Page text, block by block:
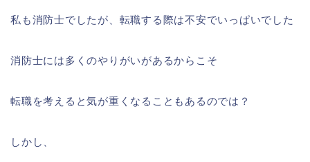
私も消防士でしたが、転職する際は不安でいっぱいでした
消防士には多くのやりがいがあるからこそ
転職を考えると気が重くなることもあるのでは？
しかし、